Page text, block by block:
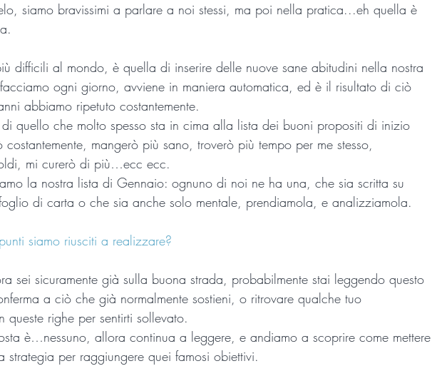
siamo bravissimi a parlare a noi stessi, ma poi nella pratica...eh quella è
difficili al mondo, è quella di inserire delle nuove sane abitudini nella nostra
ogni giorno, avviene in maniera automatica, ed è il risultato di ciò
abbiamo ripetuto costantemente.
quello che molto spesso sta in cima alla lista dei buoni propositi di inizio
mangerò più sano, troverò più tempo per me stesso,
mi curerò di più…ecc ecc.
la nostra lista di Gennaio: ognuno di noi ne ha una, che sia scritta su
di carta o che sia anche solo mentale, prendiamola, e analizziamola.
siamo riusciti a realizzare?
sei sicuramente già sulla buona strada, probabilmente stai leggendo questo
a ciò che già normalmente sostieni, o ritrovare qualche tuo
queste righe per sentirti sollevato.
è…nessuno, allora continua a leggere, e andiamo a scoprire come mettere
strategia per raggiungere quei famosi obiettivi.